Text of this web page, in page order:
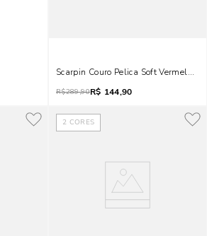
Scarpin Couro Pelica Soft Vermelho
R$289,90R$ 144,90
2 CORES